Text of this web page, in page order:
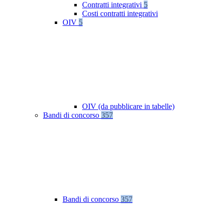
Contratti integrativi 5
Costi contratti integrativi
OIV 5
OIV (da pubblicare in tabelle)
Bandi di concorso 357
Bandi di concorso 357